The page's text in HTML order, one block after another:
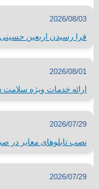
2026/08/03
فرا رسیدن اربعین
2026/08/01
ارائه خدمات ویژه
2026/07/29
نصب تابلوهای معابر در
2026/07/29